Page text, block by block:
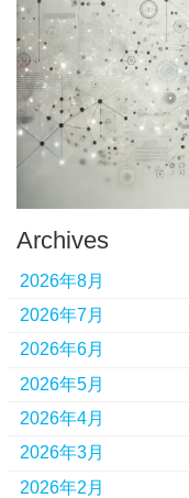
Archives
2026年8月
2026年7月
2026年6月
2026年5月
2026年4月
2026年3月
2026年2月